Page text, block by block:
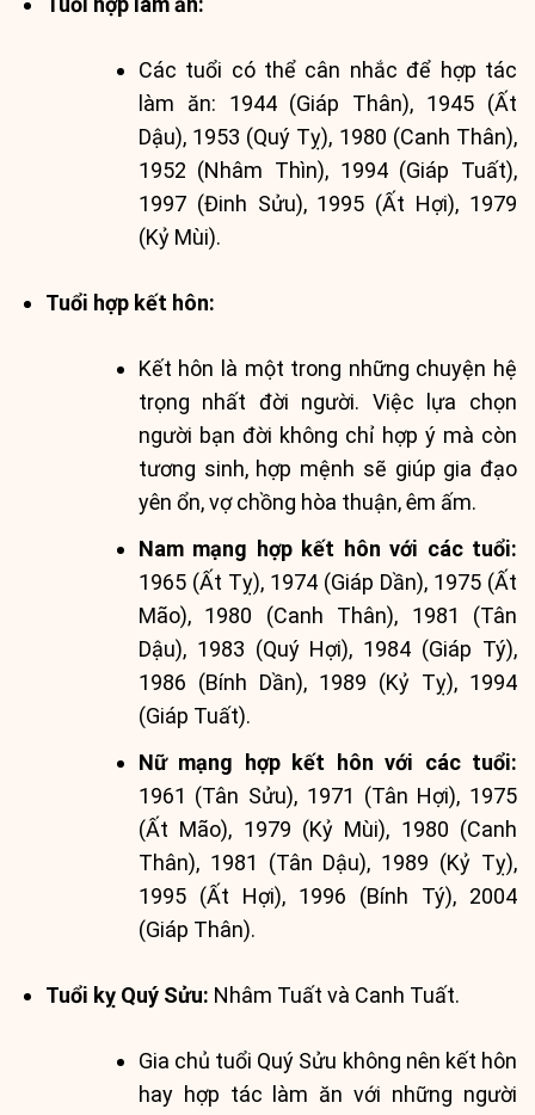
Các tuổi có thể cân nhắc để hợp tác
làm ăn: 1944 (Giáp Thân), 1945 (Ất
Dậu), 1953 (Quý Tỵ), 1980 (Canh Thân),
1952 (Nhâm Thìn), 1994 (Giáp Tuất),
1997 (Đinh Sửu), 1995 (Ất Hợi), 1979
(Kỷ Mùi).
Tuổi hợp kết hôn:
Kết hôn là một trong những chuyện hệ
trọng nhất đời người. Việc lựa chọn
người bạn đời không chỉ hợp ý mà còn
tương sinh, hợp mệnh sẽ giúp gia đạo
yên ổn, vợ chồng hòa thuận, êm ấm.
Nam mạng hợp kết hôn với các tuổi:
1965 (Ất Tỵ), 1974 (Giáp Dần), 1975 (Ất
Mão), 1980 (Canh Thân), 1981 (Tân
Dậu), 1983 (Quý Hợi), 1984 (Giáp Tý),
1986 (Bính Dần), 1989 (Kỷ Tỵ), 1994
(Giáp Tuất).
Nữ mạng hợp kết hôn với các tuổi:
1961 (Tân Sửu), 1971 (Tân Hợi), 1975
(Ất Mão), 1979 (Kỷ Mùi), 1980 (Canh
Thân), 1981 (Tân Dậu), 1989 (Kỷ Tỵ),
1995 (Ất Hợi), 1996 (Bính Tý), 2004
(Giáp Thân).
Tuổi kỵ Quý Sửu: Nhâm Tuất và Canh Tuất.
Gia chủ tuổi Quý Sửu không nên kết hôn
hay hợp tác làm ăn với những người